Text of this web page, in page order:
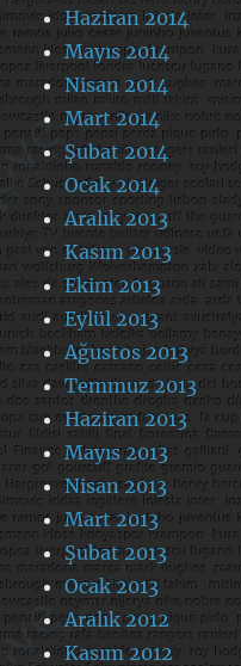
Haziran 2014
Mayıs 2014
Nisan 2014
Mart 2014
Şubat 2014
Ocak 2014
Aralık 2013
Kasım 2013
Ekim 2013
Eylül 2013
Ağustos 2013
Temmuz 2013
Haziran 2013
Mayıs 2013
Nisan 2013
Mart 2013
Şubat 2013
Ocak 2013
Aralık 2012
Kasım 2012